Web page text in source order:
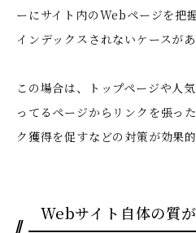
ーにサイト内のWebページを把
インデックスされないケースがあ
この場合は、トップページや人
ってるページからリンクを張っ
ク獲得を促すなどの対策が効果的
Webサイト自体の質